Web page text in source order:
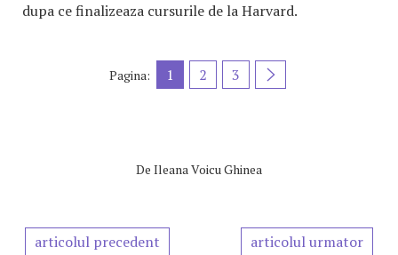
dupa ce finalizeaza cursurile de la Harvard.
Pagina: 1 2 3
De Ileana Voicu Ghinea
articolul precedent articolul urmator